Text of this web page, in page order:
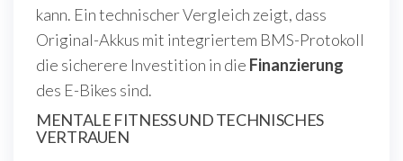
kann. Ein technischer Vergleich zeigt, dass
Original-Akkus mit integriertem BMS-Protokoll
die sicherere Investition in die Finanzierung
des E-Bikes sind.
MENTALE FITNESS UND TECHNISCHES
VERTRAUEN